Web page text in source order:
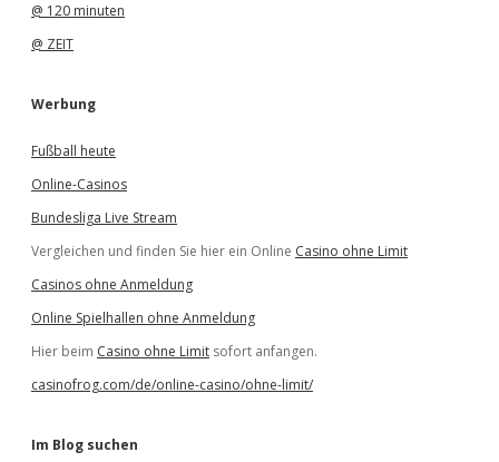
@ 120 minuten
@ ZEIT
Werbung
Fußball heute
Online-Casinos
Bundesliga Live Stream
Vergleichen und finden Sie hier ein Online Casino ohne Limit
Casinos ohne Anmeldung
Online Spielhallen ohne Anmeldung
Hier beim Casino ohne Limit sofort anfangen.
casinofrog.com/de/online-casino/ohne-limit/
Im Blog suchen